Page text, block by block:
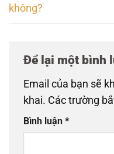
không?
Để lại một bình
Email của bạn sẽ
khai. Các trường
Bình luận *